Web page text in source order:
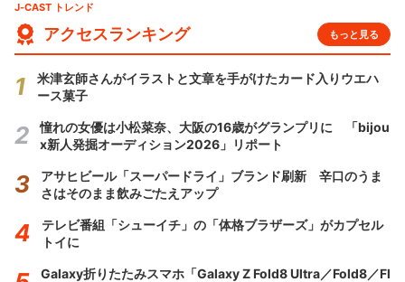
J-CAST トレンド
アクセスランキング もっと見る
米津玄師さんがイラストと文章を手がけたカード入りウエハ
ース菓子
憧れの女優は小松菜奈、大阪の16歳がグランプリに 「bijou
x新人発掘オーディション2026」リポート
アサヒビール「スーパードライ」ブランド刷新 辛口のうま
さはそのまま飲みごたえアップ
テレビ番組「シューイチ」の「体格ブラザーズ」がカプセル
トイに
Galaxy折りたたみスマホ「Galaxy Z Fold8 Ultra／Fold8／Fl